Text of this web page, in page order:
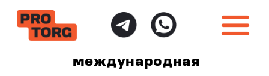
логистическая компания
полного цикла.